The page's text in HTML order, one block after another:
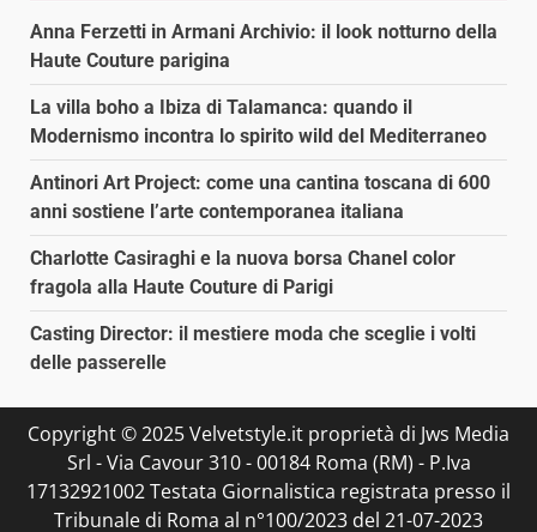
Anna Ferzetti in Armani Archivio: il look notturno della
Haute Couture parigina
La villa boho a Ibiza di Talamanca: quando il
Modernismo incontra lo spirito wild del Mediterraneo
Antinori Art Project: come una cantina toscana di 600
anni sostiene l’arte contemporanea italiana
Charlotte Casiraghi e la nuova borsa Chanel color
fragola alla Haute Couture di Parigi
Casting Director: il mestiere moda che sceglie i volti
delle passerelle
Copyright © 2025 Velvetstyle.it proprietà di Jws Media
Srl - Via Cavour 310 - 00184 Roma (RM) - P.Iva
17132921002 Testata Giornalistica registrata presso il
Tribunale di Roma al n°100/2023 del 21-07-2023